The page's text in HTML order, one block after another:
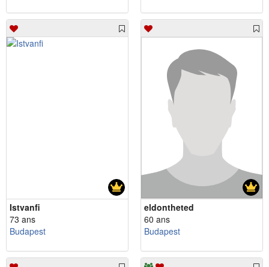
Istvanfi
73 ans
Budapest
eldontheted
60 ans
Budapest